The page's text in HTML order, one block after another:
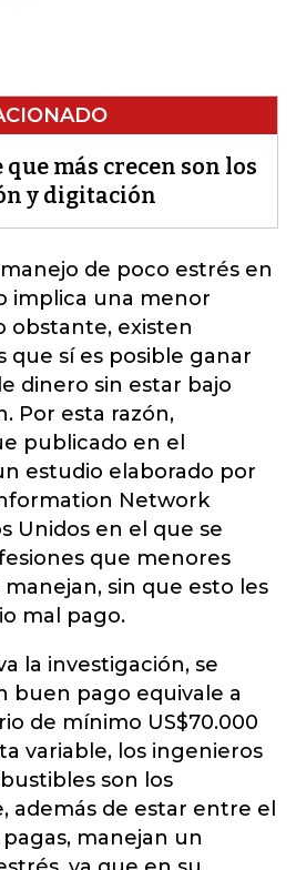
más crecen son los
y digitación
de poco estrés en
implica una menor
obstante, existen
que sí es posible ganar
dinero sin estar bajo
Por esta razón,
publicado en el
estudio elaborado por
Network
Unidos en el que se
que menores
sin que esto les
mal pago.
la investigación, se
buen pago equivale a
de mínimo US$70.000
variable, los ingenieros
son los
además de estar entre el
manejan un